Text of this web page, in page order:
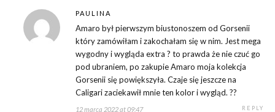
PAULINA
Amaro był pierwszym biustonoszem od Gorsenii
który zamówiłam i zakochałam się w nim. Jest mega
wygodny i wygląda extra ? to prawda że nie czuć go
pod ubraniem, po zakupie Amaro moja kolekcja
Gorsenii się powiększyła. Czaje się jeszcze na
Caligari zaciekawił mnie ten kolor i wygląd. ??
12 marca 2022 at 09:47 REPLY